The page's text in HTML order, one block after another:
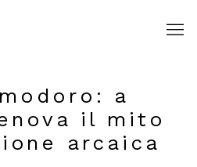
a
il mito
arcaica